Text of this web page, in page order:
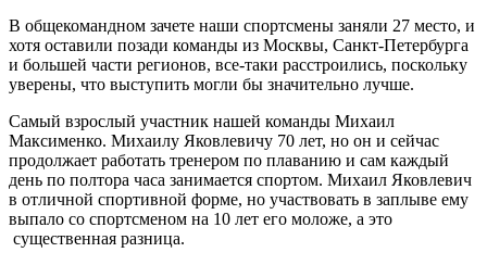
В общекомандном зачете наши спортсмены заняли 27 место, и
хотя оставили позади команды из Москвы, Санкт-Петербурга
и большей части регионов, все-таки расстроились, поскольку
уверены, что выступить могли бы значительно лучше.
Самый взрослый участник нашей команды Михаил
Максименко. Михаилу Яковлевичу 70 лет, но он и сейчас
продолжает работать тренером по плаванию и сам каждый
день по полтора часа занимается спортом. Михаил Яковлевич
в отличной спортивной форме, но участвовать в заплыве ему
выпало со спортсменом на 10 лет его моложе, а это
существенная разница.